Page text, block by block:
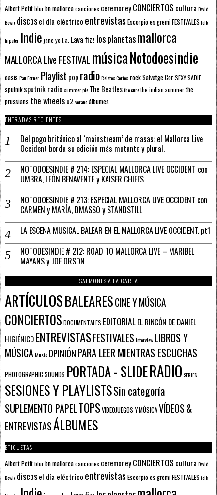
Albert Petitblurbn mallorcacanciones ceremoneyCONCIERTOS cultura David
Bowie discosel día eléctrico entrevistas Escorpioes gremiFESTIVALES folk
hipster Indie jane yo l.a. Lava fizz los planetasmallorca
MALLORCA LIve FESTIVAL músicaNotodoesindie
oasis Pau Forner Playlist pop radioRelatos CortosrockSalvatge CorSEXY SADIE
sputnik sputnik radio summer pie The Beatlesthe curethe indian summerthe
prussians the wheelsu2 veranoálbumes
ENTRADAS RECIENTES
Del pogo británico al ‘mainstream’ de masas: el Mallorca Live
Occident borda su edición más mutante y plural.
NOTODOESINDIE # 214: ESPECIAL MALLORCA LIVE OCCIDENT con
UMBRA, LEÓN BENAVENTE y KAISER CHIEFS
NOTODOESINDIE # 213: ESPECIAL MALLORCA LIVE OCCIDENT con
CARMEN y MARÍA, DMASSO y STANDSTILL
LA ESCENA MUSICAL BALEAR EN EL MALLORCA LIVE OCCIDENT. pt1
NOTODESINDIE # 212: ROAD TO MALLORCA LIVE – MARIBEL
MAYANS y JOE ORSON
SALMONES A LA CARTA
ARTÍCULOSBALEARESCINE Y MÚSICA
CONCIERTOS DOCUMENTALES EDITORIALEL RINCÓN DE DANIEL
HIGIÉNICOENTREVISTASFESTIVALESInterview LIBROS Y
MÚSICAMusic OPINIÓNPARA LEER MIENTRAS ESCUCHAS
PHOTOGRAPHIC SOUNDS PORTADA - SLIDERADIO SERIES
SESIONES Y PLAYLISTSSin categoría
SUPLEMENTO PAPELTOPSVIDEOJUEGOS Y MÚSICAVÍDEOS &
ENTREVISTASÁLBUMES
ETIQUETAS
Albert Petitblurbn mallorcacanciones ceremoneyCONCIERTOS cultura David
Bowie discosel día eléctrico entrevistas Escorpioes gremiFESTIVALES folk